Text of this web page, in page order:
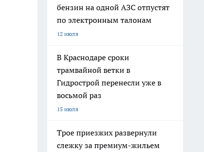
бензин на одной АЗС отпустят
по электронным талонам
12 июля
В Краснодаре сроки
трамвайной ветки в
Гидрострой перенесли уже в
восьмой раз
15 июля
Трое приезжих развернули
слежку за премиум-жильем